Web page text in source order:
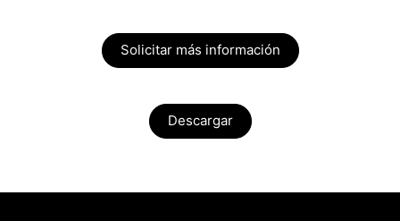
Solicitar más información
Descargar